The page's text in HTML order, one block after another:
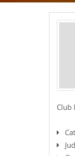
Club